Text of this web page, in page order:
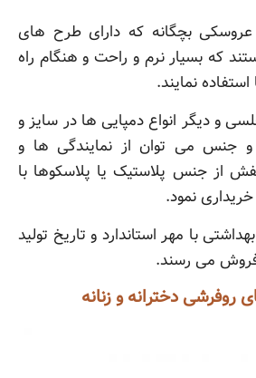
عروسکی بچگانه که دارای طرح های
که بسیار نرم و راحت و هنگام راه
نمایند.
و دیگر انواع دمپایی ها در سایز و
و جنس می توان از نمایندگی ها و
از جنس پلاستیک یا پلاسکوها با
نمود.
با مهر استاندارد و تاریخ تولید
فروش می رسند.
دخترانه و زنانه